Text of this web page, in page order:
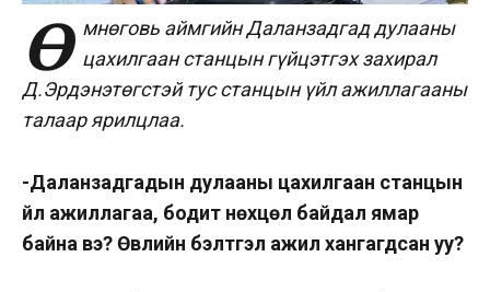
Ө мнөговь аймгийн Даланзадгад дулааны
цахилгаан станцын гүйцэтгэх захирал
Д.Эрдэнэтөгстэй тус станцын үйл ажиллагааны
талаар ярилцлаа.
-Даланзадгадын дулааны цахилгаан станцын
үйл ажиллагаа, бодит нөхцөл байдал ямар
байна вэ? Өвлийн бэлтгэл ажил хангагдсан уу?